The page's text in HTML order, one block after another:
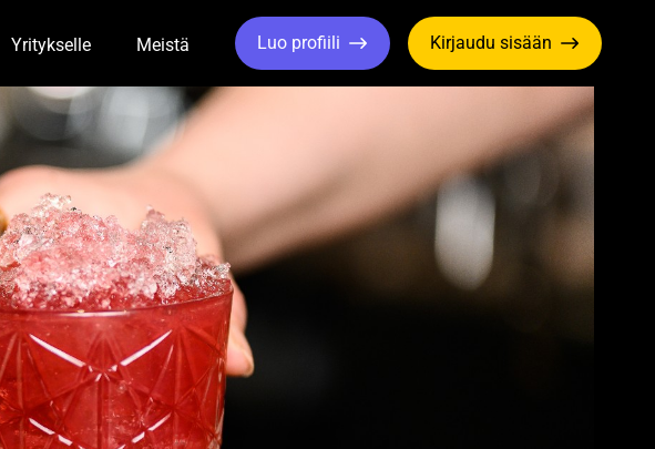
Toggle Dropdown
Yritykselle Toggle Dropdown
Meistä Toggle Dropdown
Luo profiili Kirjaudu sisään